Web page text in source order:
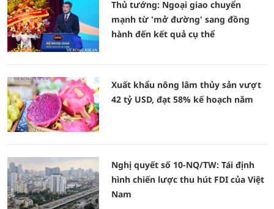
Thủ tướng: Ngoại giao chuyển
mạnh từ 'mở đường' sang đồng
hành đến kết quả cụ thể
Xuất khẩu nông lâm thủy sản vượt
42 tỷ USD, đạt 58% kế hoạch năm
Nghị quyết số 10-NQ/TW: Tái định
hình chiến lược thu hút FDI của Việt
Nam